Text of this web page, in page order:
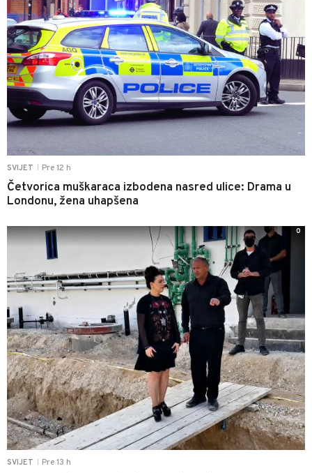
SVIJET Pre 12 h
Četvorica muškaraca izbodena nasred ulice: Drama u
Londonu, žena uhapšena
SVIJET Pre 13 h
0